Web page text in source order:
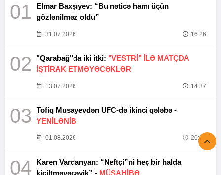
01
Elmar Baxşıyev: “Bu nəticə hamı üçün
gözlənilməz oldu”
31.07.2026 16:26
02 "Qarabağ"da iki itki: "VESTRİ" İLƏ MATÇDA
İŞTİRAK ETMƏYƏCƏKLƏR
13.07.2026 14:37
03
Tofiq Musayevdən UFC-də ikinci qələbə -
YENİLƏNİB
01.08.2026 20:52
04
Karen Vardanyan: “Neftçi”ni heç bir halda
kiçiltməyəcəyik” - MÜSAHİBƏ